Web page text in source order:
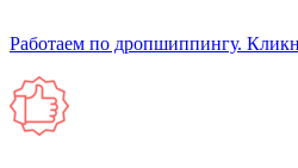
Работаем по дропшиппингу.